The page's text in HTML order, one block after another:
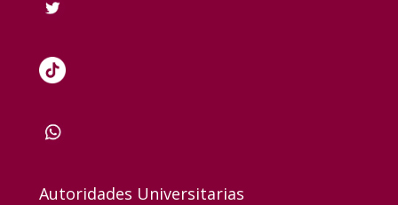
Autoridades Universitarias